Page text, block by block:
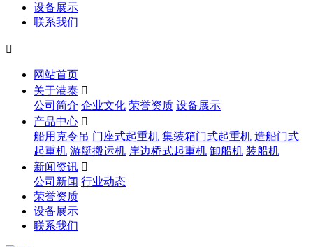
设备展示
联系我们

网站首页
关于港泰 
公司简介 企业文化 荣誉资质 设备展示
产品中心 
船用克令吊 门座式起重机 集装箱门式起重机 造船门式
起重机 游艇搬运机 岸边桥式起重机 卸船机 装船机
新闻资讯 
公司新闻 行业动态
荣誉资质
设备展示
联系我们